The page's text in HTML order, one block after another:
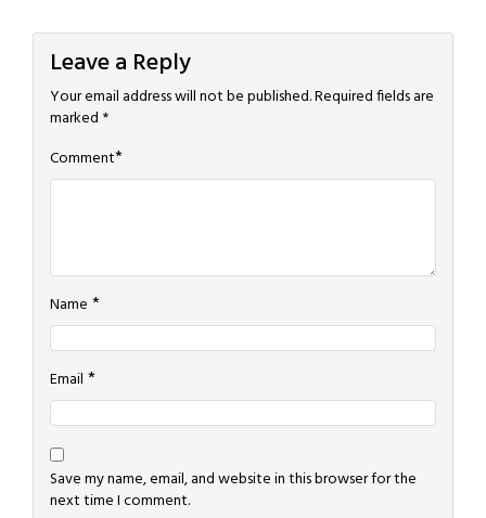
Leave a Reply
Your email address will not be published.Required fields are
marked *
Comment*
Name *
Email *
Save my name, email, and website in this browser for the
next time I comment.